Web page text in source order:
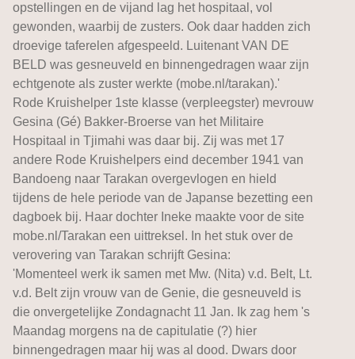
opstellingen en de vijand lag het hospitaal, vol
gewonden, waarbij de zusters. Ook daar hadden zich
droevige taferelen afgespeeld. Luitenant VAN DE
BELD was gesneuveld en binnengedragen waar zijn
echtgenote als zuster werkte (mobe.nl/tarakan).'
Rode Kruishelper 1ste klasse (verpleegster) mevrouw
Gesina (Gé) Bakker-Broerse van het Militaire
Hospitaal in Tjimahi was daar bij. Zij was met 17
andere Rode Kruishelpers eind december 1941 van
Bandoeng naar Tarakan overgevlogen en hield
tijdens de hele periode van de Japanse bezetting een
dagboek bij. Haar dochter Ineke maakte voor de site
mobe.nl/Tarakan een uittreksel. In het stuk over de
verovering van Tarakan schrijft Gesina:
'Momenteel werk ik samen met Mw. (Nita) v.d. Belt, Lt.
v.d. Belt zijn vrouw van de Genie, die gesneuveld is
die onvergetelijke Zondagnacht 11 Jan. Ik zag hem 's
Maandag morgens na de capitulatie (?) hier
binnengedragen maar hij was al dood. Dwars door